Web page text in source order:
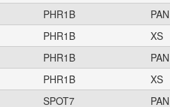
PHR1B
PAN
PHR1B
XS
PHR1B
PAN
PHR1B
XS
SPOT7 PAN